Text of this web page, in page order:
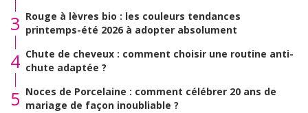
3 Rouge à lèvres bio : les couleurs tendances
printemps-été 2026 à adopter absolument
4 Chute de cheveux : comment choisir une routine anti-
chute adaptée ?
5 Noces de Porcelaine : comment célébrer 20 ans de
mariage de façon inoubliable ?